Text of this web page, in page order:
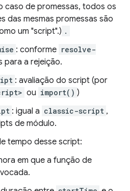
caso de promessas, todos os
das mesmas promessas são
um "script".) .
: conforme resolve-
para a rejeição.
: avaliação do script (por
ou import() )
: igual a classic-script ,
de módulo.
tempo desse script:
em que a função de